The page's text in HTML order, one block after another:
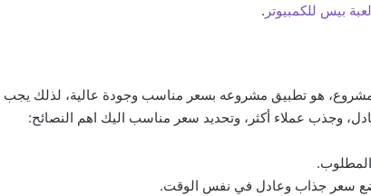
بيس للكمبيوتر .
هو تطبيق مشروعه بسعر مناسب وجودة عالية، لذلك يجب
وجذب عملاء أكثر، وتحديد سعر مناسب اليك اهم النصائح:
المطلوب.
سعر جذاب وعادل في نفس الوقت.